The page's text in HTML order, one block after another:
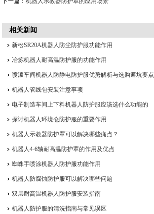
相关新闻
新松SR20A机器人防尘防护服功能作用
冶炼机器人耐高温防护服的功能作用
喷漆车间机器人防静电防护服优势解析与选购避坑要点
机器人管线包安装注意事项
电子制造车间上下料机器人防护服应该选什么功能的
探讨机器人环境仓防护服的重要作用
机器人示教器防护罩可以解决哪些痛点？
机器人4-6轴耐高温防护罩的作用及优点
蜘蛛手喷涂机器人防护服功能作用
机器人防腐蚀防护服可以解决哪些问题
双层耐高温机器人防护服安装指南
机器人防护服的清洗指南与常见误区